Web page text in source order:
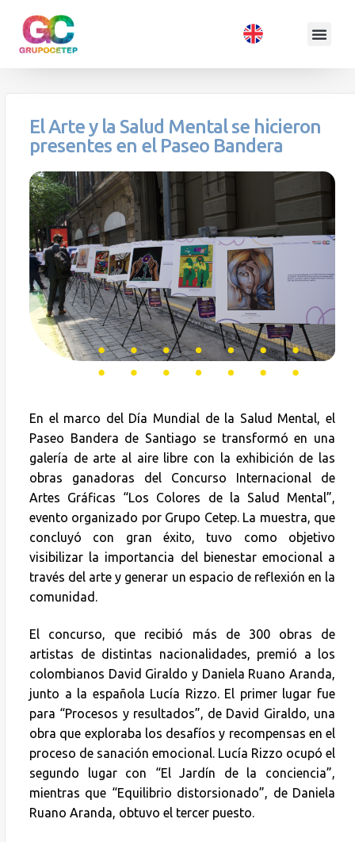
El Arte y la Salud Mental se hicieron
presentes en el Paseo Bandera
En el marco del Día Mundial de la Salud Mental, el
Paseo Bandera de Santiago se transformó en una
galería de arte al aire libre con la exhibición de las
obras ganadoras del Concurso Internacional de
Artes Gráficas “Los Colores de la Salud Mental”,
evento organizado por Grupo Cetep. La muestra, que
concluyó con gran éxito, tuvo como objetivo
visibilizar la importancia del bienestar emocional a
través del arte y generar un espacio de reflexión en la
comunidad.
El concurso, que recibió más de 300 obras de
artistas de distintas nacionalidades, premió a los
colombianos David Giraldo y Daniela Ruano Aranda,
junto a la española Lucía Rizzo. El primer lugar fue
para “Procesos y resultados”, de David Giraldo, una
obra que exploraba los desafíos y recompensas en el
proceso de sanación emocional. Lucía Rizzo ocupó el
segundo lugar con “El Jardín de la conciencia”,
mientras que “Equilibrio distorsionado”, de Daniela
Ruano Aranda, obtuvo el tercer puesto.